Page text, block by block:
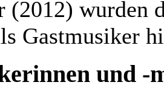
(2012) wurden
Gastmusiker
und -